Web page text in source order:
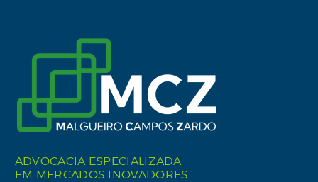
ADVOCACIA ESPECIALIZADA
EM MERCADOS INOVADORES.